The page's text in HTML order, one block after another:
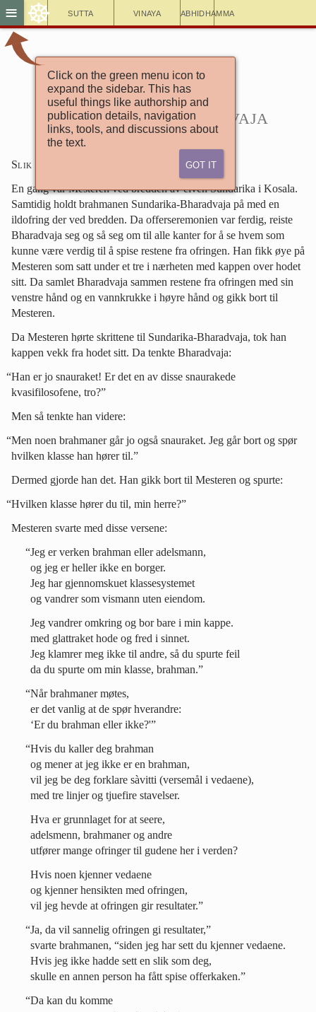
Sutta Vinaya Abhidhamma
≡ ☸
Click on the green menu icon to
expand the sidebar. This has
useful things like authorship and
publication details, navigation
links, tools, and discussions about
the text.
Got It
En tekstsamling 3.4
Mahavagga—Det store kapitlet
Sundarika-Bharadvaja
Slik har jeg hørt det
En gang var Mesteren ved bredden av elven Sundarika i Kosala.
Samtidig holdt brahmanen Sundarika-Bharadvaja på med en
ildofring der ved bredden. Da offerseremonien var ferdig, reiste
Bharadvaja seg og så seg om til alle kanter for å se hvem som
kunne være verdig til å spise restene fra ofringen. Han fikk øye på
Mesteren som satt under et tre i nærheten med kappen over hodet
sitt. Da samlet Bharadvaja sammen restene fra ofringen med sin
venstre hånd og en vannkrukke i høyre hånd og gikk bort til
Mesteren.
Da Mesteren hørte skrittene til Sundarika-Bharadvaja, tok han
kappen vekk fra hodet sitt. Da tenkte Bharadvaja:
“Han er jo snauraket! Er det en av disse snaurakede
kvasifilosofene, tro?”
Men så tenkte han videre:
“Men noen brahmaner går jo også snauraket. Jeg går bort og spør
hvilken klasse han hører til.”
Dermed gjorde han det. Han gikk bort til Mesteren og spurte:
“Hvilken klasse hører du til, min herre?”
Mesteren svarte med disse versene:
“Jeg er verken brahman eller adelsmann,
og jeg er heller ikke en borger.
Jeg har gjennomskuet klassesystemet
og vandrer som vismann uten eiendom.
Jeg vandrer omkring og bor bare i min kappe.
med glattraket hode og fred i sinnet.
Jeg klamrer meg ikke til andre, så du spurte feil
da du spurte om min klasse, brahman.”
“Når brahmaner møtes,
er det vanlig at de spør hverandre:
‘Er du brahman eller ikke?'”
“Hvis du kaller deg brahman
og mener at jeg ikke er en brahman,
vil jeg be deg forklare sàvitti (versemål i vedaene),
med tre linjer og tjuefire stavelser.
Hva er grunnlaget for at seere,
adelsmenn, brahmaner og andre
utfører mange ofringer til gudene her i verden?
Hvis noen kjenner vedaene
og kjenner hensikten med ofringen,
vil jeg hevde at ofringen gir resultater.”
“Ja, da vil sannelig ofringen gi resultater,”
svarte brahmanen, “siden jeg har sett du kjenner vedaene.
Hvis jeg ikke hadde sett en slik som deg,
skulle en annen person ha fått spise offerkaken.”
“Da kan du komme